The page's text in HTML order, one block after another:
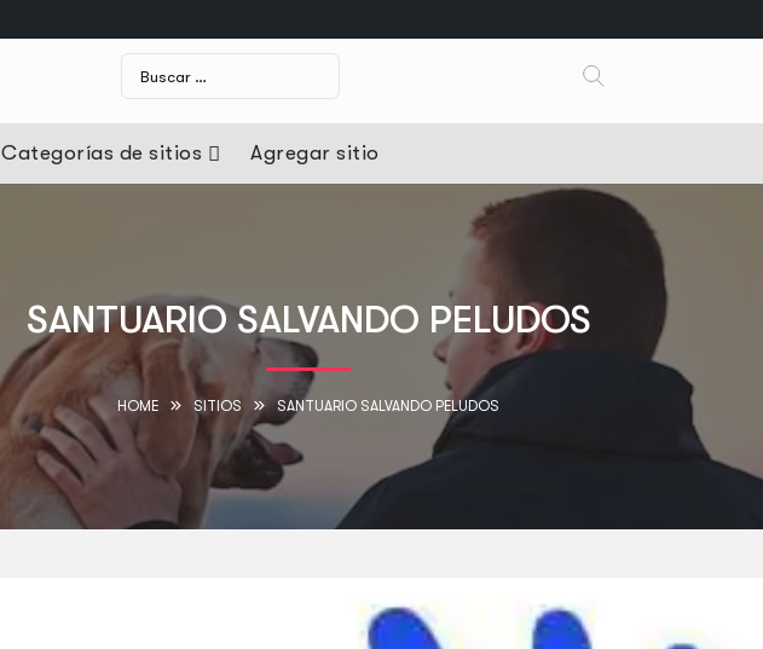
Categorías de sitios Agregar sitio
SANTUARIO SALVANDO PELUDOS
HOME SITIOS SANTUARIO SALVANDO PELUDOS